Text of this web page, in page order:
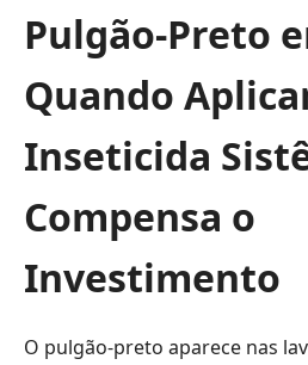
Pulgão-Preto
Quando
Inseticida
Compensa o
Investimento
O pulgão-preto aparece nas